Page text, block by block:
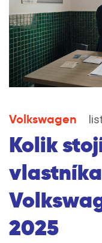
Volkswagen
Kolik
2025